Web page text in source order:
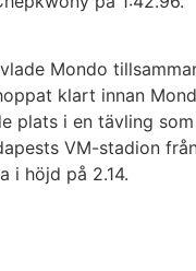
Mondo
klart innan
plats i en tävling
VM-stadion
i höjd på 2.14.